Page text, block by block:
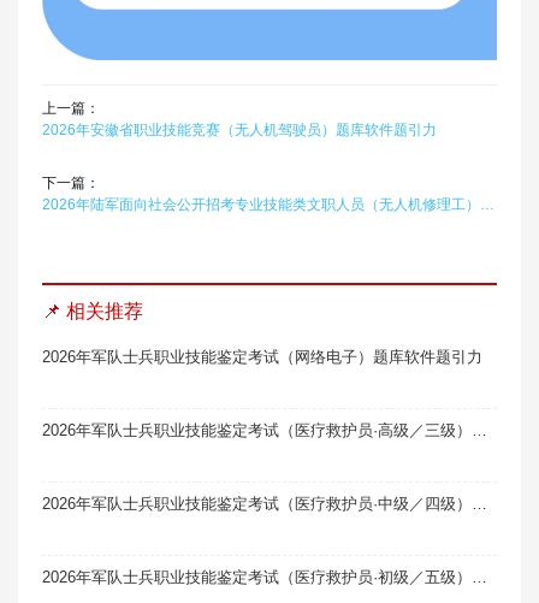
上一篇：
2026年安徽省职业技能竞赛（无人机驾驶员）题库软件题引力
下一篇：
2026年陆军面向社会公开招考专业技能类文职人员（无人机修理工）题库软件题引力
📌 相关推荐
2026年军队士兵职业技能鉴定考试（网络电子）题库软件题引力